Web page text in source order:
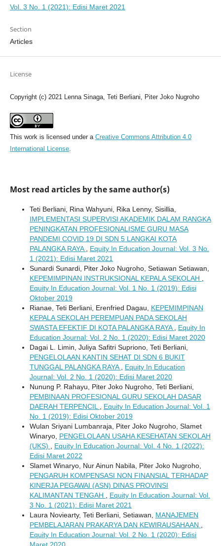
Vol. 3 No. 1 (2021): Edisi Maret 2021
Section
Articles
License
Copyright (c) 2021 Lenna Sinaga, Teti Berliani, Piter Joko Nugroho
This work is licensed under a Creative Commons Attribution 4.0
International License.
Most read articles by the same author(s)
Teti Berliani, Rina Wahyuni, Rika Lenny, Sisillia,
IMPLEMENTASI SUPERVISI AKADEMIK DALAM RANGKA
PENINGKATAN PROFESIONALISME GURU MASA
PANDEMI COVID 19 DI SDN 5 LANGKAI KOTA
PALANGKA RAYA
Equity In Education Journal: Vol. 3 No.
1 (2021): Edisi Maret 2021
Sunardi Sunardi, Piter Joko Nugroho, Setiawan Setiawan,
KEPEMIMPINAN INSTRUKSIONAL KEPALA SEKOLAH
Equity In Education Journal: Vol. 1 No. 1 (2019): Edisi
Oktober 2019
Rianae, Teti Berliani, Erenfried Dagau, KEPEMIMPINAN
KEPALA SEKOLAH PEREMPUAN PADA SEKOLAH
SWASTA EFEKTIF DI KOTA PALANGKA RAYA
Equity In
Education Journal: Vol. 2 No. 1 (2020): Edisi Maret 2020
Dagai L. Limin, Juliya Safitri Supriono, Teti Berliani,
PENGELOLAAN KANTIN SEHAT DI SDN 6 BUKIT
TUNGGAL PALANGKA RAYA
Equity In Education
Journal: Vol. 2 No. 1 (2020): Edisi Maret 2020
Nunung P. Rahayu, Piter Joko Nugroho, Teti Berliani,
PEMBINAAN PROFESIONAL GURU SEKOLAH DASAR
DAERAH TERPENCIL
Equity In Education Journal: Vol. 1
No. 1 (2019): Edisi Oktober 2019
Wulan Sriyani Lumbanraja, Piter Joko Nugroho, Slamet
Winaryo, PENGELOLAAN USAHA KESEHATAN SEKOLAH
(UKS)
Equity In Education Journal: Vol. 4 No. 1 (2022):
Edisi Maret 2022
Slamet Winaryo, Nur Ainun Nabila, Piter Joko Nugroho,
PENGARUH KOMPENSASI NON FINANSIAL TERHADAP
KINERJA PEGAWAI (ASN) DINAS PROVINSI
KALIMANTAN TENGAH
Equity In Education Journal: Vol.
3 No. 1 (2021): Edisi Maret 2021
Laura Noviearty, Teti Berliani, Setiawan, MANAJEMEN
PEMBELAJARAN PRAKARYA DAN KEWIRAUSAHAAN
Equity In Education Journal: Vol. 2 No. 1 (2020): Edisi